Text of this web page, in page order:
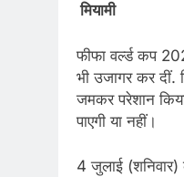
मियामी
फीफा वर्ल्ड कप
भी उजागर कर दीं.
जमकर परेशान
पाएगी या नहीं।
4 जुलाई